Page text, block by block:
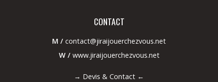
CONTACT
M / contact@jiraijouerchezvous.net
W / www.jiraijouerchezvous.net
→ Devis & Contact ←